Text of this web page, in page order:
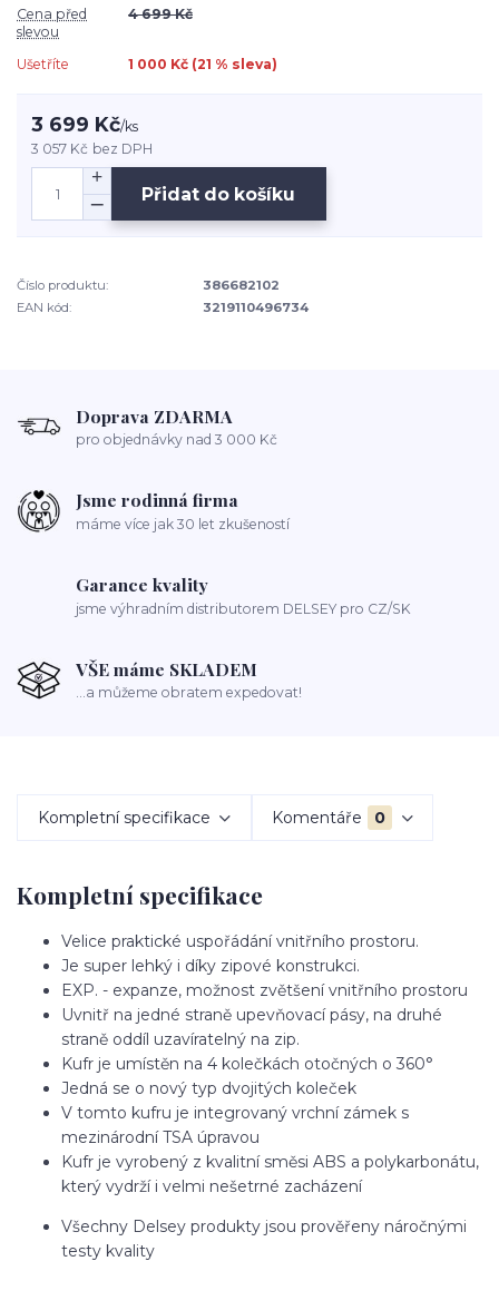
Cena před
slevou
4 699 Kč
Ušetříte 1 000 Kč (21 % sleva)
3 699 Kč/ks
3 057 Kč bez DPH
Přidat do košíku
Číslo produktu:
386682102
EAN kód:
3219110496734
Doprava ZDARMA
pro objednávky nad 3 000 Kč
Jsme rodinná firma
máme více jak 30 let zkušeností
Garance kvality
jsme výhradním distributorem DELSEY pro CZ/SK
VŠE máme SKLADEM
...a můžeme obratem expedovat!
Kompletní specifikace Komentáře 0
Kompletní specifikace
Velice praktické uspořádání vnitřního prostoru.
Je super lehký i díky zipové konstrukci.
EXP. - expanze, možnost zvětšení vnitřního prostoru
Uvnitř na jedné straně upevňovací pásy, na druhé
straně oddíl uzavíratelný na zip.
Kufr je umístěn na 4 kolečkách otočných o 360°
Jedná se o nový typ dvojitých koleček
V tomto kufru je integrovaný vrchní zámek s
mezinárodní TSA úpravou
Kufr je vyrobený z kvalitní směsi ABS a polykarbonátu,
který vydrží i velmi nešetrné zacházení
Všechny Delsey produkty jsou prověřeny náročnými
testy kvality